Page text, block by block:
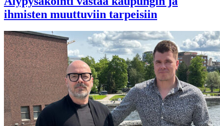
ihmisten muuttuviin tarpeisiin